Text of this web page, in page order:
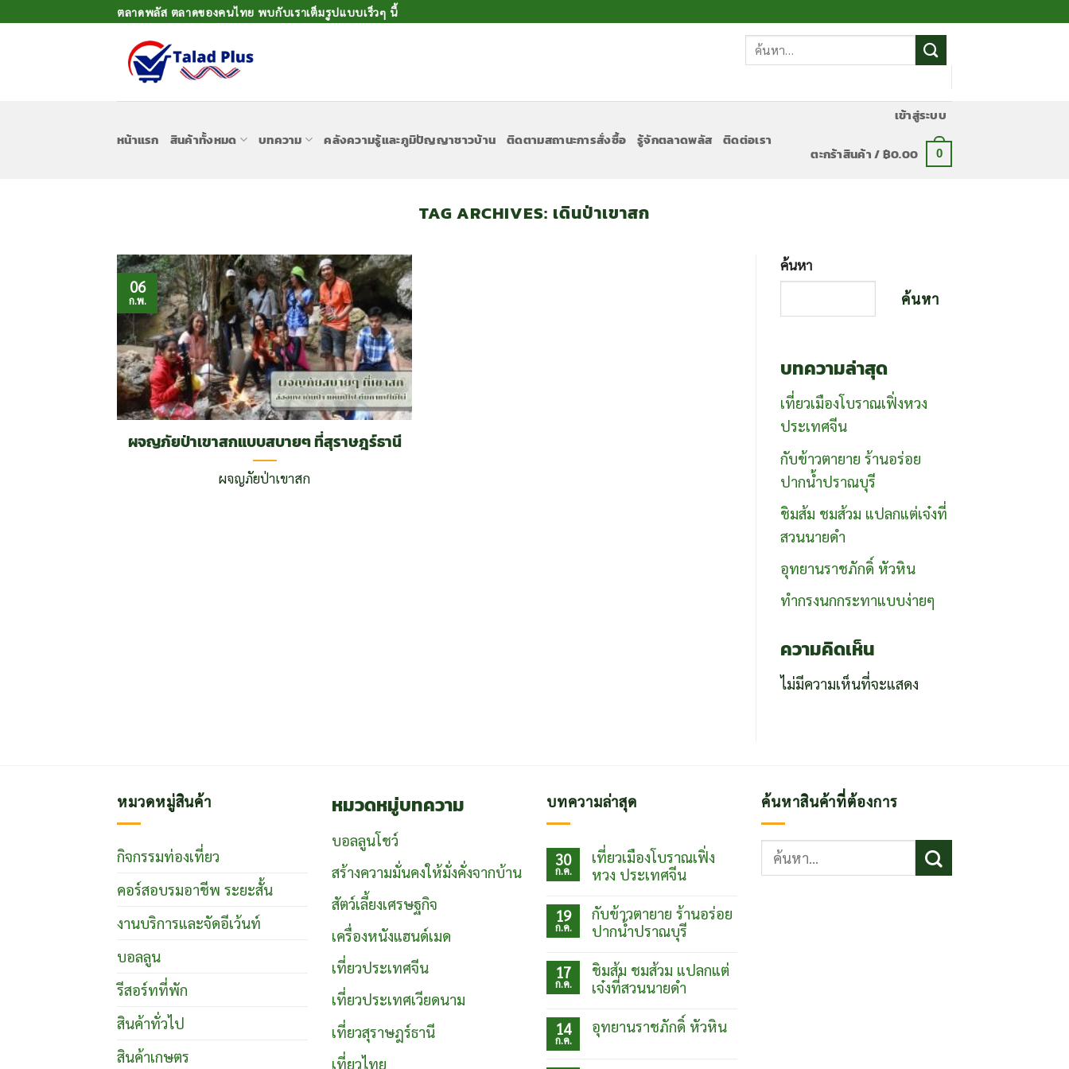
ตลาดพลัส ตลาดของคนไทย พบกับเราเต็มรูปแบบเร็วๆ นี้
ค้นหา:
หน้าแรก สินค้าทั้งหมด บทความ คลังความรู้และภูมิปัญญาชาวบ้าน ติดตามสถานะการสั่งซื้อ รู้จักตลาดพลัส ติดต่อเรา
เข้าสู่ระบบ
ตะกร้าสินค้า /฿0.00 0
TAG ARCHIVES: เดินป่าเขาสก
ผจญภัยป่าเขาสกแบบสบายๆ ที่สุราษฎร์ธานี
ผจญภัยป่าเขาสก
06
ก.พ.
ค้นหา
ค้นหา
บทความล่าสุด
เที่ยวเมืองโบราณเฟิ่งหวง
ประเทศจีน
กับข้าวตายาย ร้านอร่อย
ปากน้ำปราณบุรี
ชิมส้ม ชมส้วม แปลกแต่เจ๋งที่
สวนนายดำ
อุทยานราชภักดิ์ หัวหิน
ทำกรงนกกระทาแบบง่ายๆ
ความคิดเห็น
ไม่มีความเห็นที่จะแสดง
หมวดหมู่สินค้า
กิจกรรมท่องเที่ยว
คอร์สอบรมอาชีพ ระยะสั้น
งานบริการและจัดอีเว้นท์
บอลลูน
รีสอร์ทที่พัก
สินค้าทั่วไป
สินค้าเกษตร
หมวดหมู่บทความ
บอลลูนโชว์
สร้างความมั่นคงให้มั่งคั่งจากบ้าน
สัตว์เลี้ยงเศรษฐกิจ
เครื่องหนังแฮนด์เมด
เที่ยวประเทศจีน
เที่ยวประเทศเวียดนาม
เที่ยวสุราษฎร์ธานี
เที่ยวไทย
บทความล่าสุด
30
ก.ค.
เที่ยวเมืองโบราณเฟิ่ง
หวง ประเทศจีน
ความ
เห็น
บน
เที่ยว
โบ
ราณเฟิ่ง
หวง
19
ก.ค.
กับข้าวตายาย ร้านอร่อย
ปากน้ำปราณบุรี
ความ
เห็น
บน
กับข้าว
ร้าน
17
ก.ค.
ชิมส้ม ชมส้วม แปลกแต่
เจ๋งที่สวนนายดำ
เห็น
บน
14
ก.ค.
อุทยานราชภักดิ์ หัวหิน
ค้นหาสินค้าที่ต้องการ
ค้นหา: